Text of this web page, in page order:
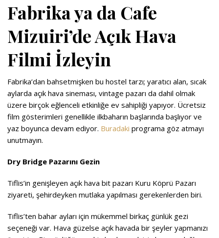
Fabrika ya da Cafe
Mizuiri’de Açık Hava
Filmi İzleyin
Fabrika’dan bahsetmişken bu hostel tarzı; yaratıcı alan, sıcak
aylarda açık hava sineması, vintage pazarı da dahil olmak
üzere birçok eğlenceli etkinliğe ev sahipliği yapıyor. Ücretsiz
film gösterimleri genellikle ilkbaharın başlarında başlıyor ve
yaz boyunca devam ediyor. Buradaki programa göz atmayı
unutmayın.
Dry Bridge Pazarını Gezin
Tiflis’in genişleyen açık hava bit pazarı Kuru Köprü Pazarı
ziyareti, şehirdeyken mutlaka yapılması gerekenlerden biri.
Tiflis’ten bahar ayları için mükemmel birkaç günlük gezi
seçeneği var. Hava güzelse açık havada bir şeyler yapmanızı